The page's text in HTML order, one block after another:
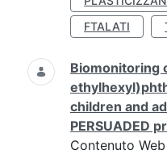
FTALATI
Biomonitoring
children and
PERSUADED
Contenuto Web